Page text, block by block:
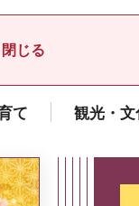
閉じる
て 観光・